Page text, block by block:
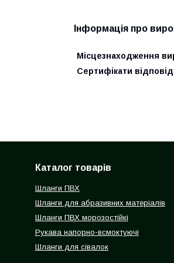
Інформація про
Місцезнаходження
Сертифікати
Каталог товарів
Шланги ПВХ
Шланги для абразивних матеріалів
Шланги ПВХ морозостійкі
Рукава напорно-всмоктуючі
Шланги для сівалок